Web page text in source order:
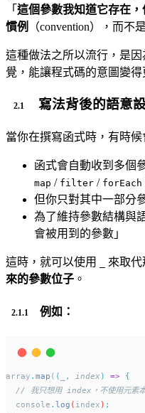
「 這個參數我知道它存在，
慣例
（convention），而不
這種做法之所以流行，是
覺，能讓程式碼的意圖變得
寫法背後的語意
當你在撰寫函式時，有時候
函式會自動收到多個
map / filter / forEach
但你只對其中一部分
為了維持參數結構與
會被用到的參數」
這時，就可以使用 來取代
來的參數位子 。
例如：
array . map ( ( , index ) => {
// 我只想用 index，不使用元素
console . log ( index ) ;